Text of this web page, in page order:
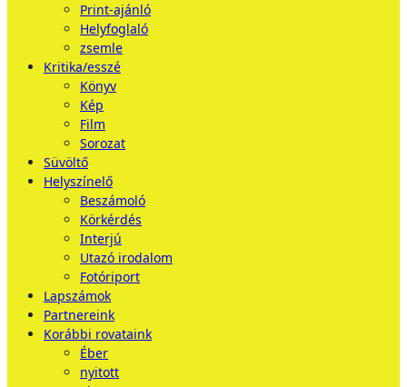
Print-ajánló
Helyfoglaló
zsemle
Kritika/esszé
Könyv
Kép
Film
Sorozat
Süvöltő
Helyszínelő
Beszámoló
Körkérdés
Interjú
Utazó irodalom
Fotóriport
Lapszámok
Partnereink
Korábbi rovataink
Éber
nyitott